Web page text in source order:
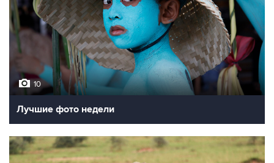
10
Лучшие фото недели